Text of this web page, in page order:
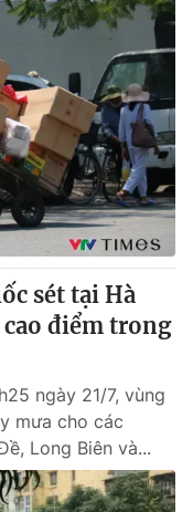
sét tại Hà
điểm trong
ngày 21/7, vùng
mưa cho các
Long Biên và...